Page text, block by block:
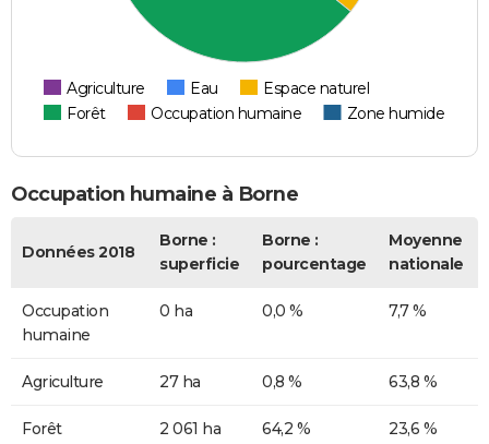
Agriculture Eau
Espace naturel
Forêt
Occupation humaine Zone humide
Occupation humaine à Borne
Données 2018
Borne :
superficie
Borne :
pourcentage
Moyenne
nationale
Occupation
humaine
0 ha 0,0 % 7,7 %
Agriculture 27 ha 0,8 % 63,8 %
Forêt 2 061 ha 64,2 % 23,6 %